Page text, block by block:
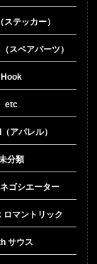
テッカー）
スペアパーツ）
Hook
etc
アパレル）
分類
ゴシエーター
マントリック
サウス